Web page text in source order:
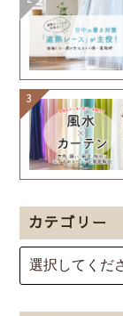
カテゴリー